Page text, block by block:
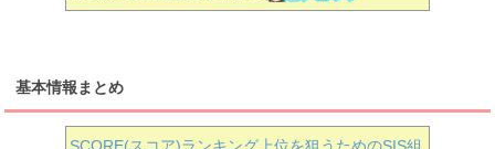
基本情報まとめ
SCORE(スコア)ランキング上位を狙うためのSIS組